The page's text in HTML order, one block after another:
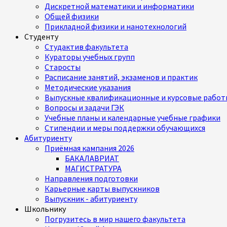
Дискретной математики и информатики
Общей физики
Прикладной физики и нанотехнологий
Студенту
Студактив факультета
Кураторы учебных групп
Старосты
Расписание занятий, экзаменов и практик
Методические указания
Выпускные квалификационные и курсовые
Вопросы и задачи ГЭК
Учебные планы и календарные учебные графики
Стипендии и меры поддержки обучающихся
Абитуриенту
Приёмная кампания 2026
БАКАЛАВРИАТ
МАГИСТРАТУРА
Направления подготовки
Карьерные карты выпускников
Выпускник - абитуриенту
Школьнику
Погрузитесь в мир нашего факультета